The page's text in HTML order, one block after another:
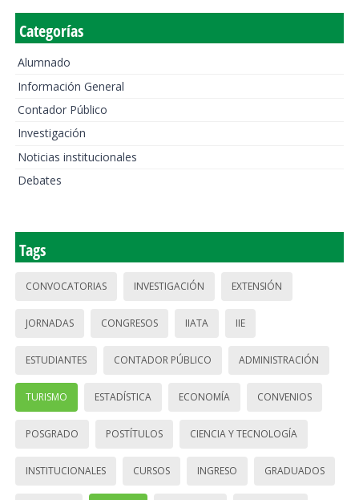
Categorías
Alumnado
Información General
Contador Público
Investigación
Noticias institucionales
Debates
Tags
CONVOCATORIAS INVESTIGACIÓN EXTENSIÓN
JORNADAS CONGRESOS IIATA IIE
ESTUDIANTES CONTADOR PÚBLICO ADMINISTRACIÓN
TURISMO ESTADÍSTICA ECONOMÍA CONVENIOS
POSGRADO POSTÍTULOS CIENCIA Y TECNOLOGÍA
INSTITUCIONALES CURSOS INGRESO GRADUADOS